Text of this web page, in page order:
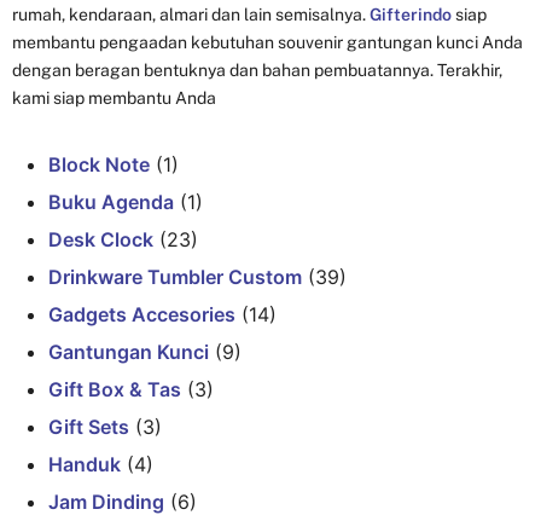
rumah, kendaraan, almari dan lain semisalnya.Gifterindosiap
membantu pengaadan kebutuhan souvenir gantungan kunci Anda
dengan beragan bentuknya dan bahan pembuatannya. Terakhir,
kami siap membantu Anda
Block Note (1)
Buku Agenda (1)
Desk Clock (23)
Drinkware Tumbler Custom (39)
Gadgets Accesories (14)
Gantungan Kunci (9)
Gift Box & Tas (3)
Gift Sets (3)
Handuk (4)
Jam Dinding (6)